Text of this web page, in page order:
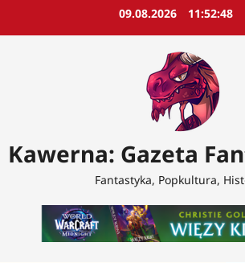
09.08.2026 11:52:50
Kawerna: Gazeta
Fantastyka, Popkultura,